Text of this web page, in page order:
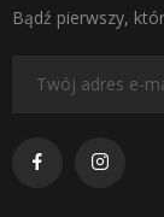
Bądź pierwszy,